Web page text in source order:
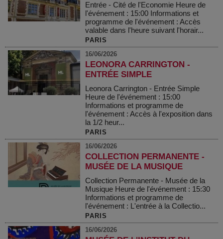
Entrée - Cité de l'Economie Heure de
l'événement : 15:00 Informations et
programme de l'événement : Accès
valable dans l'heure suivant l'horair...
PARIS
16/06/2026
LEONORA CARRINGTON -
ENTRÉE SIMPLE
Leonora Carrington - Entrée Simple
Heure de l'événement : 15:00
Informations et programme de
l'événement : Accès à l'exposition dans
la 1/2 heur...
PARIS
16/06/2026
COLLECTION PERMANENTE -
MUSÉE DE LA MUSIQUE
Collection Permanente - Musée de la
Musique Heure de l'événement : 15:30
Informations et programme de
l'événement : L'entrée à la Collectio...
PARIS
16/06/2026